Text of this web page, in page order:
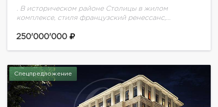
. В историческом районе Столицы в жилом
комплексе, стиля французский ренессанс,
вниманию квартиру с террасой и шикарными
250'000'000
Спецпредложение